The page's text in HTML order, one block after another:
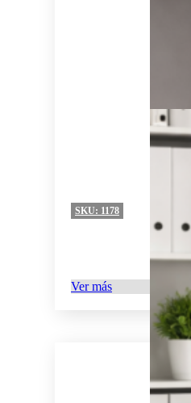
SKU: 1178
Ver más